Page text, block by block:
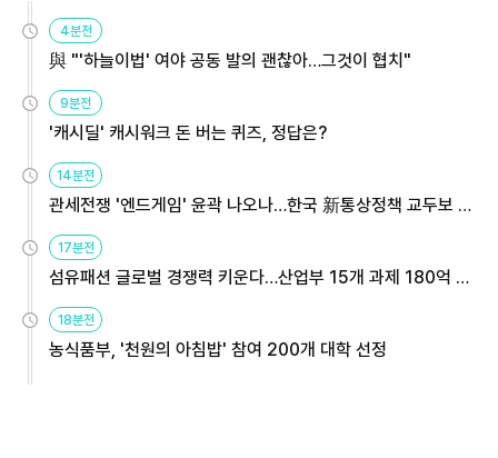
4분전
與 "'하늘이법' 여야 공동 발의 괜찮아…그것이 협치"
9분전
'캐시딜' 캐시워크 돈 버는 퀴즈, 정답은?
14분전
관세전쟁 '엔드게임' 윤곽 나오나…한국 新통상정책 교두보 활
17분전
섬유패션 글로벌 경쟁력 키운다…산업부 15개 과제 180억 지
18분전
농식품부, '천원의 아침밥' 참여 200개 대학 선정